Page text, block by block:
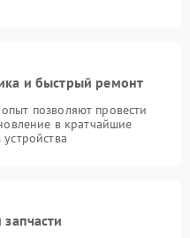
и быстрый ремонт
позволяют провести
в кратчайшие